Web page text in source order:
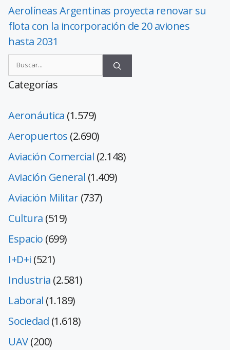
Aerolíneas Argentinas proyecta renovar su
flota con la incorporación de 20 aviones
hasta 2031
Categorías
Aeronáutica (1.579)
Aeropuertos (2.690)
Aviación Comercial (2.148)
Aviación General (1.409)
Aviación Militar(737)
Cultura (519)
Espacio (699)
I+D+i (521)
Industria (2.581)
Laboral (1.189)
Sociedad (1.618)
UAV(200)